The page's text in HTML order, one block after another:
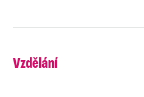
Vzdělání